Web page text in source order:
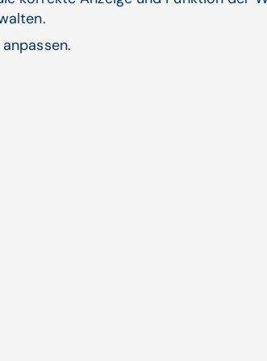
sind"
organisierte der Springer
den 12.
ÖGWK mit